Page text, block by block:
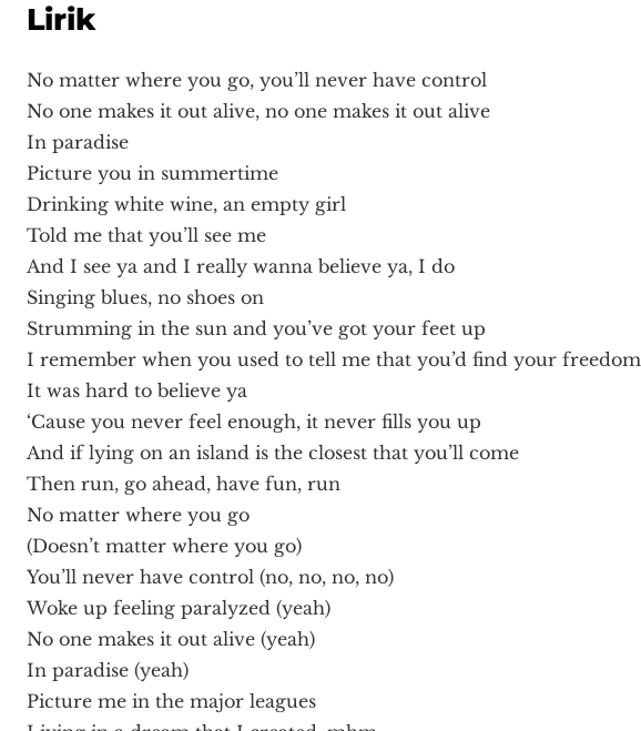
Lirik
No matter where you go, you’ll never have control
No one makes it out alive, no one makes it out alive
In paradise
Picture you in summertime
Drinking white wine, an empty girl
Told me that you’ll see me
And I see ya and I really wanna believe ya, I do
Singing blues, no shoes on
Strumming in the sun and you’ve got your feet up
I remember when you used to tell me that you’d find your freedom
It was hard to believe ya
‘Cause you never feel enough, it never fills you up
And if lying on an island is the closest that you’ll come
Then run, go ahead, have fun, run
No matter where you go
(Doesn’t matter where you go)
You’ll never have control (no, no, no, no)
Woke up feeling paralyzed (yeah)
No one makes it out alive (yeah)
In paradise (yeah)
Picture me in the major leagues